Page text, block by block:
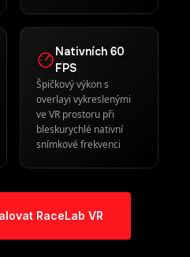
Nativních 60
FPS
Špičkový výkon s
overlayi vykreslenými
ve VR prostoru při
bleskurychlé nativní
snímkové frekvenci
RaceLab VR